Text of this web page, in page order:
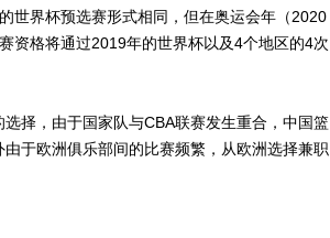
世界杯预选赛形式相同，但在奥运会年（2020
资格将通过2019年的世界杯以及4个地区的4次
择，由于国家队与CBA联赛发生重合，中国篮
于欧洲俱乐部间的比赛频繁，从欧洲选择兼职